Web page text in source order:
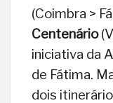
(Coimbra >
Centenário
iniciativa da
de Fátima.
dois